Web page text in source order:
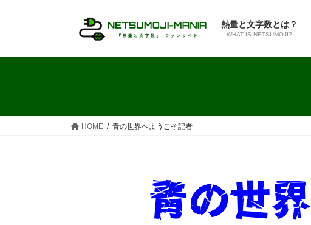
熱量と文字数とは？
WHAT IS NETSUMOJI?
HOME 青の世界へようこそ記者
青の世